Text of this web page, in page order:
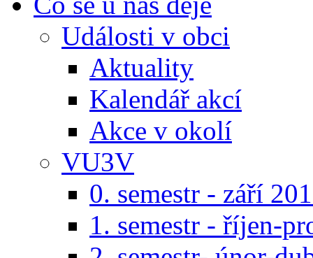
Události v obci
Aktuality
Kalendář akcí
Akce v okolí
VU3V
0. semestr - září
1. semestr - říjen-